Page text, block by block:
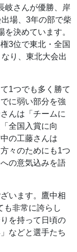
岐さんが優勝、岸
場、3年の部で柴
決めています。
3位で東北・全国
り、東北大会出
1つでも多く勝て
に弱い部分を強
んは「チームに
全国入賞に向
の工藤さんは
々のためにも1つ
の意気込みを語
います。鷹中相
も非常に誇らし
を持って日頃の
などと選手たち